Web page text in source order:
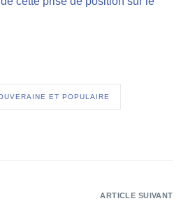
ET POPULAIRE
ARTICLE SUIVANT